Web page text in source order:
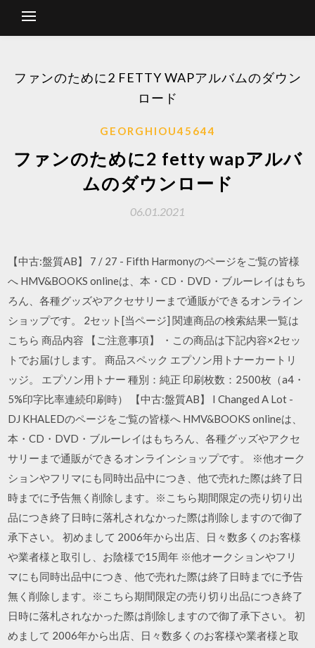
ファンのために2 FETTY WAPアルバムのダウン
ロード
GEORGHIOU45644
ファンのために2 fetty wapアルバ
ムのダウンロード
06.01.2021
【中古:盤質AB】 7 / 27 - Fifth Harmonyのページをご覧の皆様
へ HMV&BOOKS onlineは、本・CD・DVD・ブルーレイはもち
ろん、各種グッズやアクセサリーまで通販ができるオンライン
ショップです。 2セット[当ページ] 関連商品の検索結果一覧は
こちら 商品内容 【ご注意事項】 ・この商品は下記内容×2セッ
トでお届けします。 商品スペック エプソン用トナーカートリ
ッジ。 エプソン用トナー 種別：純正 印刷枚数：2500枚（a4・
5%印字比率連続印刷時） 【中古:盤質AB】 I Changed A Lot -
DJ KHALEDのページをご覧の皆様へ HMV&BOOKS onlineは、
本・CD・DVD・ブルーレイはもちろん、各種グッズやアクセ
サリーまで通販ができるオンラインショップです。 ※他オーク
ションやフリマにも同時出品中につき、他で売れた際は終了日
時までに予告無く削除します。※こちら期間限定の売り切り出
品につき終了日時に落札されなかった際は削除しますので御了
承下さい。 初めまして 2006年から出店、日々数多くのお客様
や業者様と取引し、お陰様で15周年 ※他オークションやフリ
マにも同時出品中につき、他で売れた際は終了日時までに予告
無く削除します。※こちら期間限定の売り切り出品につき終了
日時に落札されなかった際は削除しますので御了承下さい。 初
めまして 2006年から出店、日々数多くのお客様や業者様と取